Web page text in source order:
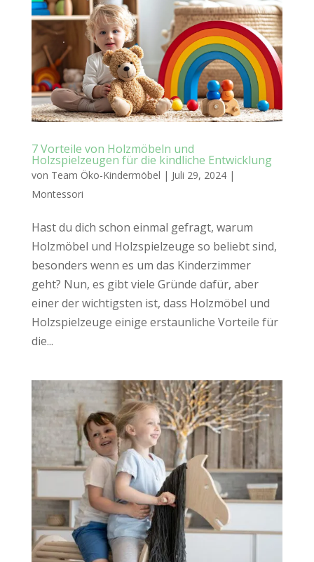
7 Vorteile von Holzmöbeln und
Holzspielzeugen für die kindliche Entwicklung
von Team Öko-Kindermöbel | Juli 29, 2024|
Montessori
Hast du dich schon einmal gefragt, warum
Holzmöbel und Holzspielzeuge so beliebt sind,
besonders wenn es um das Kinderzimmer
geht? Nun, es gibt viele Gründe dafür, aber
einer der wichtigsten ist, dass Holzmöbel und
Holzspielzeuge einige erstaunliche Vorteile für
die...